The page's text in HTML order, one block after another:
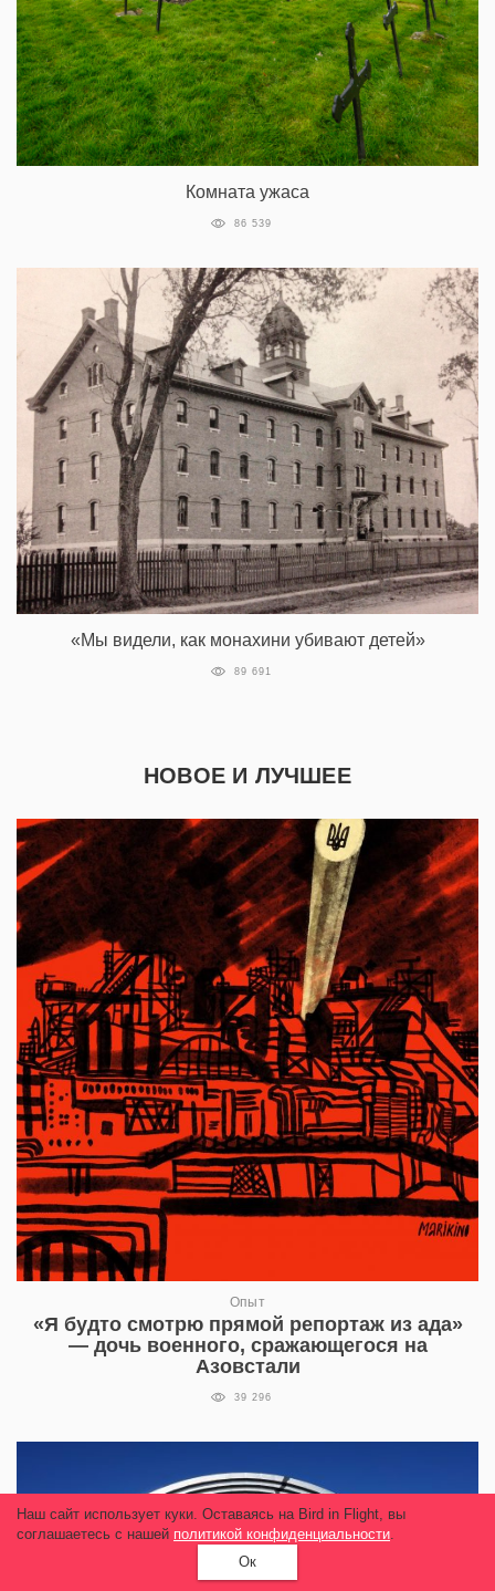
Комната ужаса
86 539
«Мы видели, как монахини убивают детей»
89 691
НОВОЕ И ЛУЧШЕЕ
Опыт
«Я будто смотрю прямой репортаж из ада»
— дочь военного, сражающегося на
Азовстали
39 296
Наш сайт использует куки. Оставаясь на Bird in Flight, вы
соглашаетесь с нашей политикой конфиденциальности.
Ок